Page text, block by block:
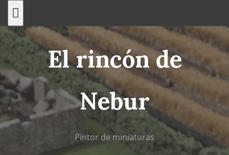
contenido
El rincón de
Nebur
Pintor de miniaturas